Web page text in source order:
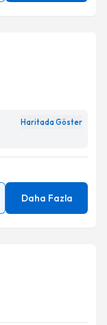
Haritada Göster
Daha Fazla